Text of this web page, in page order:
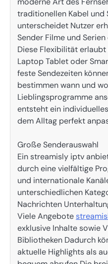
traditionellen Kabel und
unterscheidet Nutzer
Sender Filme und
Diese Flexibilität erlaubt
Laptop Tablet oder
feste Sendezeiten
bestimmen wann und
Lieblingsprogramme
entsteht ein
dem Alltag perfekt
Große Senderauswahl
Ein streamisly iptv
durch eine vielfältige
und internationale
unterschiedlichen
Nachrichten
Viele Angebote
exklusive Inhalte sowie
Bibliotheken Dadurch
aktuelle Highlights als